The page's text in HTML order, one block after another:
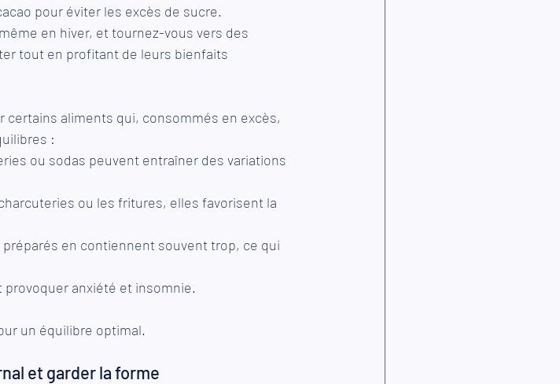
pour éviter les excès de sucre.
en hiver, et tournez-vous vers des
tout en profitant de leurs bienfaits
certains aliments qui, consommés en excès,
:
ou sodas peuvent entraîner des variations
ou les fritures, elles favorisent la
en contiennent souvent trop, ce qui
anxiété et insomnie.
un équilibre optimal.
et garder la forme